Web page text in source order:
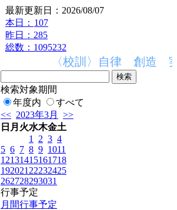
最新更新日：2026/08/07
本日： 107
昨日：285
総数：1095232
〈校訓〉自律 創造 実
検索対象期間
年度内
すべて
<< 2023年3月
>>
日 月 火水木金土
1
2 3 4
5 6 7 8 9 1011
12131415161718
192021 22232425
262728293031
行事予定
月間行事予定